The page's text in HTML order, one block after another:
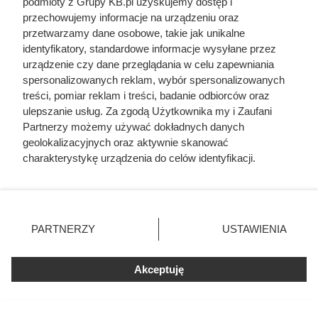
Cennik gładzi gipsowej i szpachlowania ścian w
całej Polsce
Cennik usług budowlanych 2026: szczegółowe
ceny prac
Cennik malowania elewacji - materiał i robocizna
Córki Młynarskiego przerwały milczenie. „Żyliśmy
Cennik instalacji elektrycznych - jaka cena za
punkt elektryczny?
przechowujemy informacje na urządzeniu oraz
przetwarzamy dane osobowe, takie jak unikalne
identyfikatory, standardowe informacje wysyłane przez
urządzenie czy dane przeglądania w celu zapewniania
spersonalizowanych reklam, wybór spersonalizowanych
treści, pomiar reklam i treści, badanie odbiorców oraz
ulepszanie usług. Za zgodą Użytkownika my i Zaufani
Partnerzy możemy używać dokładnych danych
geolokalizacyjnych oraz aktywnie skanować
charakterystykę urządzenia do celów identyfikacji.
zmienić/wycofać klikając przycisk ustawień prywatności
znajdujący się w lewym dolnym rogu strony. Niektóre
użytkownika, ale masz prawo sprzeciwić się takiemu
przetwarzaniu. Preferencje będą miały zastosowania tylko
PARTNERZY USTAWIENIA
Akceptuję